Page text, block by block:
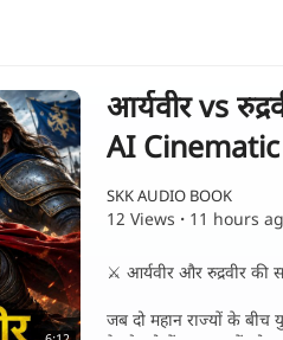
आर्यवीर vs
AI
SKK AUDIO BOOK
12 Views · 11 hours
⁣⚔ आर्यवीर और रुद्रवीर
जब दो महान राज्यों के